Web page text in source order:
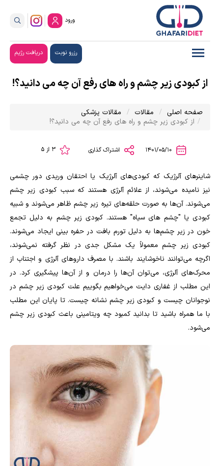
ورود
رزرو نوبت دریافت رژیم
از کبودی زیر چشم و راه های رفع آن چه می دانید؟!
صفحه اصلی مقالات
مقالات پزشکی
از کبودی زیر چشم و راه های رفع آن چه می دانید؟!
اشتراک گذاری
شاینرهای آلرژیک که کبودی‌های آلرژیک یا احتقان وریدی دور چشمی
نیز نامیده می‌شوند، از علائم آلرژی هستند که سبب کبودی زیر چشم
می‌شوند. آن‌ها به صورت حلقه‌های تیره زیر چشم ظاهر می‌شوند و شبیه
کبودی یا "چشم های سیاه" هستند. کبودی زیر چشم به دلیل تجمع
خون در زیر چشم‌ها به دلیل تورم بافت در حفره بینی ایجاد می‌شوند.
کبودی زیر چشم معمولاً یک مشکل جدی در نظر گرفته نمی‌شوند،
اگرچه می‌توانند ناخوشایند باشند. با مصرف داروهای آلرژی و اجتناب از
محرک‌های آلرژی، می‌توان آن‌ها را درمان و از آن‌ها پیشگیری کرد. در
این مطلب از غفاری دایت می‌خواهیم بگوییم علت کبودی زیر چشم در
نوجوانان چیست و کبودی زیر چشم نشانه چیست. تا پایان این مطلب
با ما همراه باشید تا بدانید کمبود چه ویتامینی باعث کبودی زیر چشم
می‌شود.